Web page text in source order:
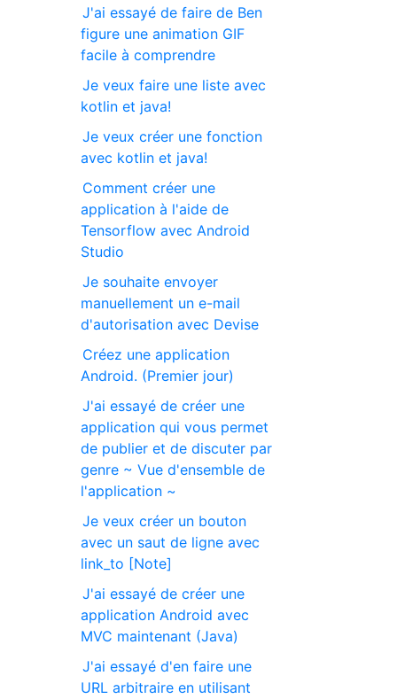
J'ai essayé de faire de Ben
figure une animation GIF
facile à comprendre
Je veux faire une liste avec
kotlin et java!
Je veux créer une fonction
avec kotlin et java!
Comment créer une
application à l'aide de
Tensorflow avec Android
Studio
Je souhaite envoyer
manuellement un e-mail
d'autorisation avec Devise
Créez une application
Android. (Premier jour)
J'ai essayé de créer une
application qui vous permet
de publier et de discuter par
genre ~ Vue d'ensemble de
l'application ~
Je veux créer un bouton
avec un saut de ligne avec
link_to [Note]
J'ai essayé de créer une
application Android avec
MVC maintenant (Java)
J'ai essayé d'en faire une
URL arbitraire en utilisant